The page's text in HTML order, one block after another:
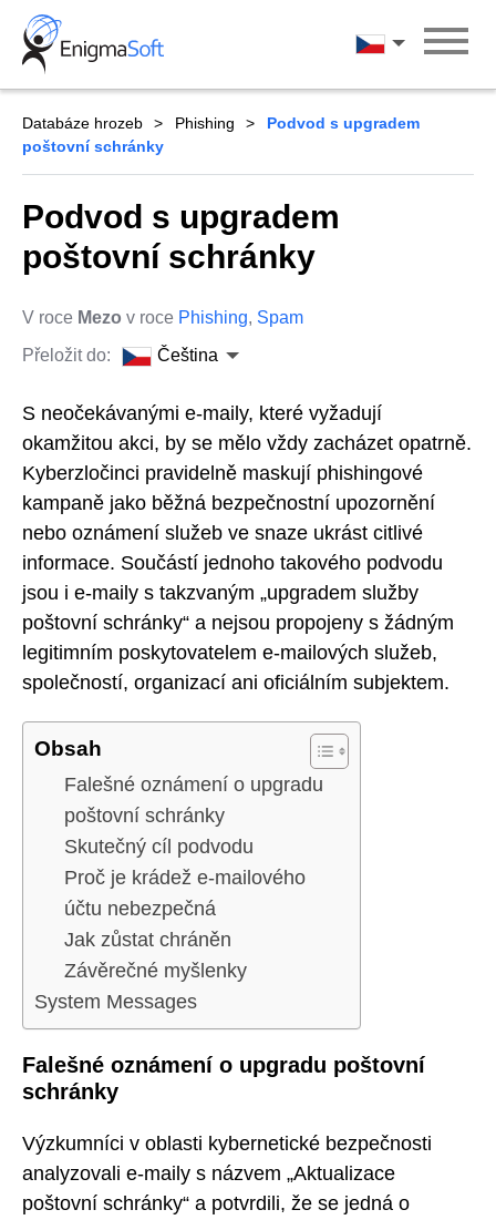
Skip
content
Čeština
Databáze hrozeb Phishing
Podvod s upgradem
poštovní schránky
Podvod s upgradem
poštovní schránky
V roce Mezo v roce Phishing, Spam
Přeložit do:
Čeština
S neočekávanými e-maily, které vyžadují
okamžitou akci, by se mělo vždy zacházet opatrně.
Kyberzločinci pravidelně maskují phishingové
kampaně jako běžná bezpečnostní upozornění
nebo oznámení služeb ve snaze ukrást citlivé
informace. Součástí jednoho takového podvodu
jsou i e-maily s takzvaným „upgradem služby
poštovní schránky“ a nejsou propojeny s žádným
legitimním poskytovatelem e-mailových služeb,
společností, organizací ani oficiálním subjektem.
Obsah
Falešné oznámení o upgradu
poštovní schránky
Skutečný cíl podvodu
Proč je krádež e-mailového
účtu nebezpečná
Jak zůstat chráněn
Závěrečné myšlenky
System Messages
Falešné oznámení o upgradu poštovní
schránky
Výzkumníci v oblasti kybernetické bezpečnosti
analyzovali e-maily s názvem „Aktualizace
poštovní schránky“ a potvrdili, že se jedná o